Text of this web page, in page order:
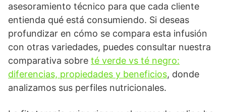
asesoramiento técnico para que cada cliente
entienda qué está consumiendo. Si deseas
profundizar en cómo se compara esta infusión
con otras variedades, puedes consultar nuestra
comparativa sobre té verde vs té negro:
diferencias, propiedades y beneficios, donde
analizamos sus perfiles nutricionales.